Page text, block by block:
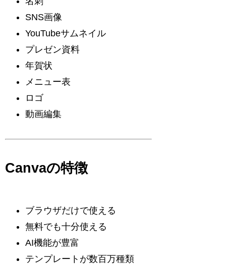
SNS画像
YouTubeサムネイル
プレゼン資料
年賀状
メニュー表
ロゴ
動画編集
Canvaの特徴
ブラウザだけで使える
無料でも十分使える
AI機能が豊富
テンプレートが数百万種類